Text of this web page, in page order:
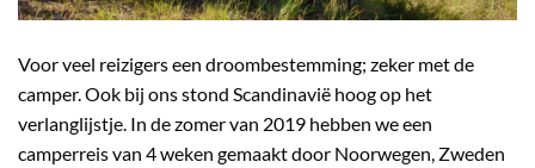
Voor veel reizigers een droombestemming; zeker met de
camper. Ook bij ons stond Scandinavië hoog op het
verlanglijstje. In de zomer van 2019 hebben we een
camperreis van 4 weken gemaakt door Noorwegen, Zweden